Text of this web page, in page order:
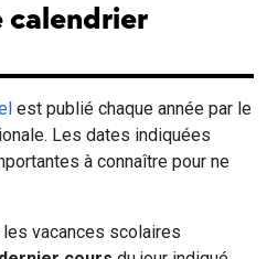
calendrier
est publié chaque année par le
Les dates indiquées
à connaître pour ne
les vacances scolaires